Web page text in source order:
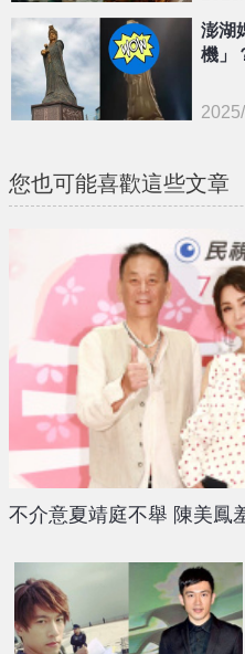
{PLAYICON}
澎湖
機」
您也可能喜歡這些文章
不介意夏靖庭不舉 陳美鳳